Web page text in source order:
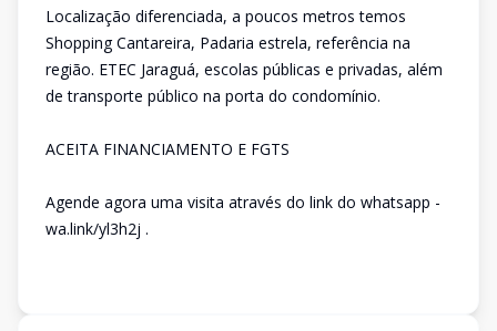
Localização diferenciada, a poucos metros temos
Shopping Cantareira, Padaria estrela, referência na
região. ETEC Jaraguá, escolas públicas e privadas, além
de transporte público na porta do condomínio.
ACEITA FINANCIAMENTO E FGTS
Agende agora uma visita através do link do whatsapp -
wa.link/yl3h2j .